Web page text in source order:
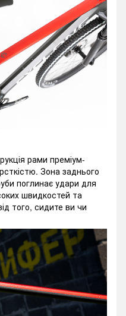
рами преміум-
Зона заднього
поглинає удари для
швидкостей та
того, сидите ви чи